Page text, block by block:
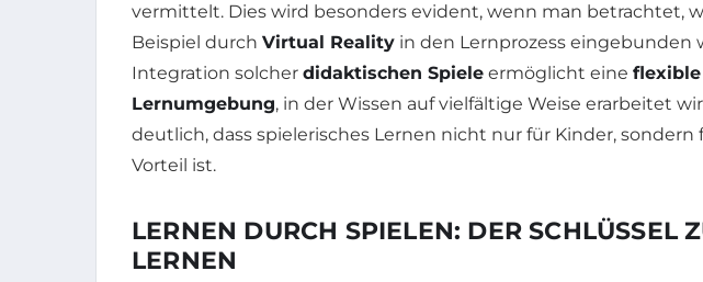
vermittelt. Dies wird besonders evident, wenn man betrachtet,
Beispiel durch Virtual Reality in den Lernprozess eingebunden
Integration solcher didaktischen Spiele ermöglicht eine flexible
Lernumgebung, in der Wissen auf vielfältige Weise erarbeitet
deutlich, dass spielerisches Lernen nicht nur für Kinder, sondern
Vorteil ist.
LERNEN DURCH SPIELEN: DER SCHLÜSSEL
LERNEN